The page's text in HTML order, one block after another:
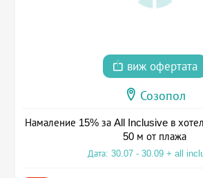
виж офертата
Созопол
Намаление 15% за All Inclusive в
50 м от плажа
Дата: 30.07 - 30.09 + all